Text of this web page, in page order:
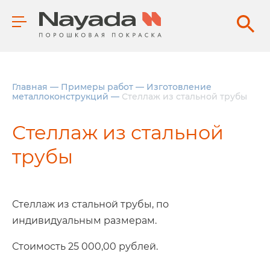
Главная — Примеры работ — Изготовление
металлоконструкций — Стеллаж из стальной трубы
Стеллаж из стальной
трубы
Стеллаж из стальной трубы, по
индивидуальным размерам.
Стоимость 25 000,00 рублей.